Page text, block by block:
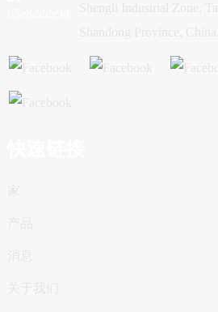
Shengli Industrial Zone,